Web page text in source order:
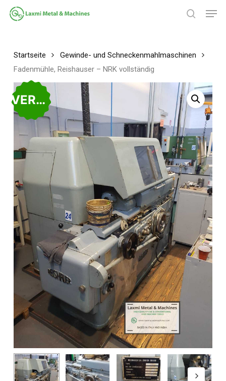
Zum
Hauptinhalt
Startseite
Gewinde- und Schneckenmahlmaschinen
Fadenmühle, Reishauser – NRK vollständig
VERKAUFT